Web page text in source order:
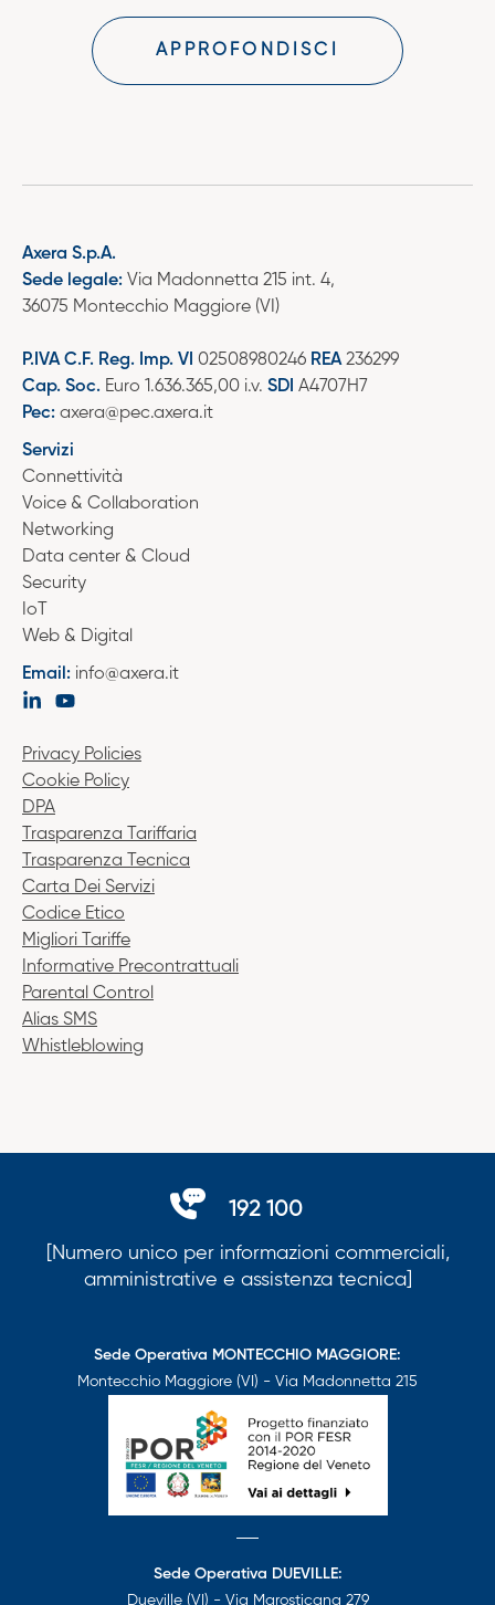
APPROFONDISCI
Axera S.p.A.
Sede legale: Via Madonnetta 215 int. 4,
36075 Montecchio Maggiore (VI)
P.IVA C.F. Reg. Imp. VI 02508980246 REA236299
Cap. Soc. Euro 1.636.365,00 i.v. SDI A4707H7
Pec: axera@pec.axera.it
Servizi
Connettività
Voice & Collaboration
Networking
Data center & Cloud
Security
IoT
Web & Digital
Email: info@axera.it
Privacy Policies
Cookie Policy
DPA
Trasparenza Tariffaria
Trasparenza Tecnica
Carta Dei Servizi
Codice Etico
Migliori Tariffe
Informative Precontrattuali
Parental Control
Alias SMS
Whistleblowing
192 100
[Numero unico per informazioni commerciali,
amministrative e assistenza tecnica]
Sede Operativa MONTECCHIO MAGGIORE:
Montecchio Maggiore (VI) - Via Madonnetta 215
Sede Operativa DUEVILLE:
Dueville (VI) - Via Marosticana 279